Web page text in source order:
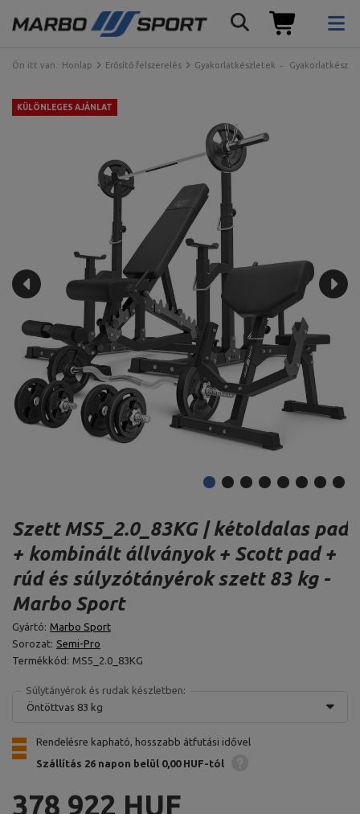
Ön itt van: Honlap Erősítő felszerelés Gyakorlatkészletek
KÜLÖNLEGES AJÁNLAT
Szett MS5_2.0_83KG | kétoldalas pad
+ kombinált állványok + Scott pad +
rúd és súlyzótányérok szett 83 kg -
Marbo Sport
Gyártó: Marbo Sport
Sorozat: Semi-Pro
Termékkód: MS5_2.0_83KG
Súlytányérok és rudak készletben:
Öntöttvas 83 kg
Rendelésre kapható, hosszabb átfutási idővel
Szállítás 26 napon belül 0,00 HUF-tól
378 922 HUF